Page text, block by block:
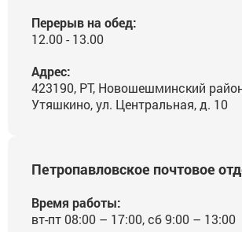
Перерыв на обед:
12.00 - 13.00
Адрес:
423190, РТ, Новошешминский
Утяшкино, ул. Центральная, д. 10
Петропавловское почтовое
Время работы:
вт-пт 08:00 – 17:00, сб 9:00 – 13:00